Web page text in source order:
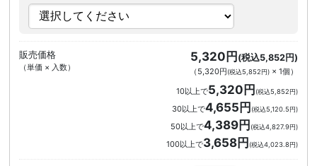
販売価格
（単価 × 入数）
5,320円 (税込5,852円)
（ 5,320円(税込5,852円)× 1個 ）
10以上で5,320円(税込5,852円)
30以上で4,655円(税込5,120.5円)
50以上で4,389円(税込4,827.9円)
100以上で3,658円(税込4,023.8円)